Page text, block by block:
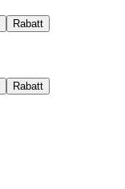
Rabatt
Rabatt